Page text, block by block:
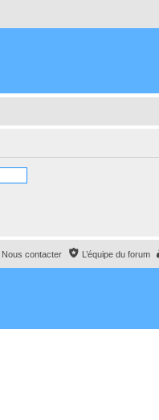
L’équipe du forum
Nous contacter